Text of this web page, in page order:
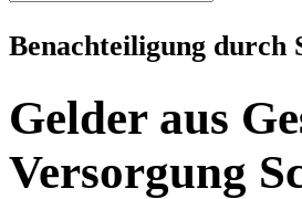
Benachteiligung durch
Gelder aus
Versorgung